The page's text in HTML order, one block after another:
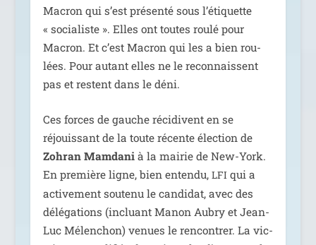
Macron qui s’est pré­sen­té sous l’é­ti­quette
« socia­liste ». Elles ont toutes rou­lé pour
Macron. Et c’est Macron qui les a bien rou­
lées. Pour autant elles ne le recon­naissent
pas et res­tent dans le déni.
Ces forces de gauche réci­divent en se
réjouis­sant de la toute récente élec­tion de
Zohran Mamdanià la mai­rie de New-York.
En pre­mière ligne, bien enten­du, LFI qui a
acti­ve­ment sou­te­nu le can­di­dat, avec des
délé­ga­tions (incluant Manon Aubry et Jean-
Luc Mélenchon) venues le ren­con­trer. La vic­